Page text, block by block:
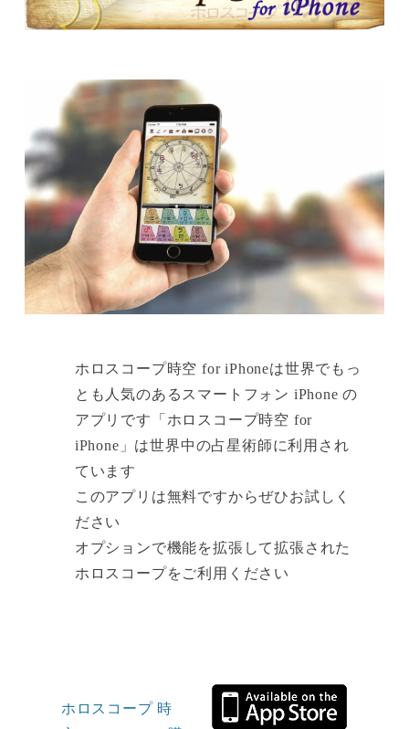
ホロスコープ時空 for iPhoneは世界でもっ
とも人気のあるスマートフォン iPhone の
アプリです「ホロスコープ時空 for
iPhone」は世界中の占星術師に利用され
ています
このアプリは無料ですからぜひお試しく
ださい
オプションで機能を拡張して拡張された
ホロスコープをご利用ください
ホロスコープ 時